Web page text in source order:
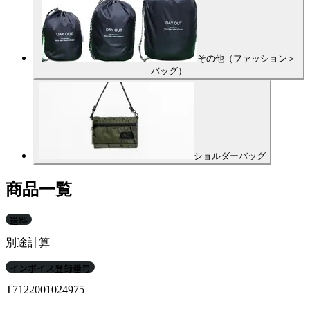
その他（ファッション＞
バッグ）
ショルダーバッグ
商品一覧
送料
別途計算
インボイス登録番号
T7122001024975